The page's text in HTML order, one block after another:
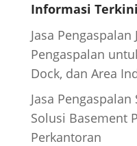
Informasi Terkini
Jasa
Pengaspalan
Dock, dan Area
Jasa
Solusi Basement
Perkantoran